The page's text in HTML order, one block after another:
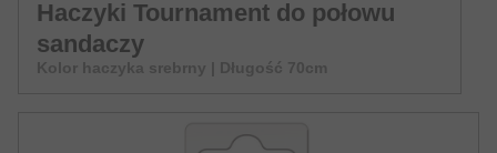
Haczyki Tournament do połowu
sandaczy
Kolor haczyka srebrny | Długość 70cm